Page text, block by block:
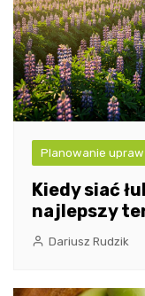
Planowanie upraw
Kiedy siać
najlepszy
Dariusz Rudzik